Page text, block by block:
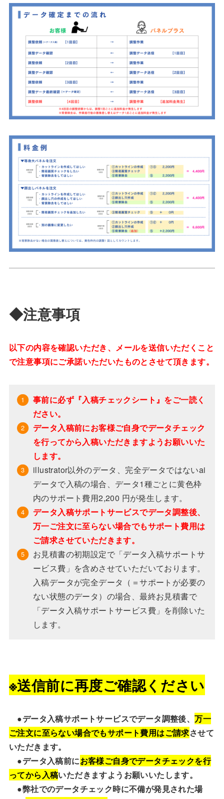
◆注意事項
以下の内容を確認いただき、メールを送信いただくこと
で注意事項にご承諾いただいたものとさせて頂きます。
事前に必ず『入稿チェックシート』をご一読く
ださい。
データ入稿前にお客様ご自身でデータチェック
を行ってから入稿いただきますようお願いいた
します。
illustrator以外のデータ、完全データではないai
データで入稿の場合、データ1種ごとに黄色枠
内のサポート費用2,200 円が発生します。
データ入稿サポートサービスでデータ調整後、
万一ご注文に至らない場合でもサポート費用は
ご請求させていただきます。
お見積書の初期設定で「データ入稿サポートサ
ービス費」を含めさせていただいております。
入稿データが完全データ（＝サポートが必要の
ない状態のデータ）の場合、最終お見積書で
「データ入稿サポートサービス費」を削除いた
します。
※送信前に再度ご確認ください
●データ入稿サポートサービスでデータ調整後、万一
ご注文に至らない場合でもサポート費用はご請求させて
いただきます。
●データ入稿前にお客様ご自身でデータチェックを行
ってから入稿いただきますようお願いいたします。
●弊社でのデータチェック時に不備が発見された場